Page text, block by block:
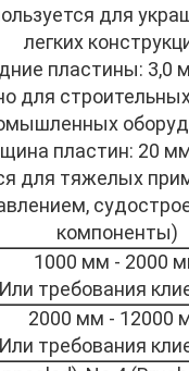
для
легких
пластины: 3,0
для
пластин: 20
для тяжелых
компоненты)
1000 мм - 2000
Или требования
2000 мм - 12000
Или требования